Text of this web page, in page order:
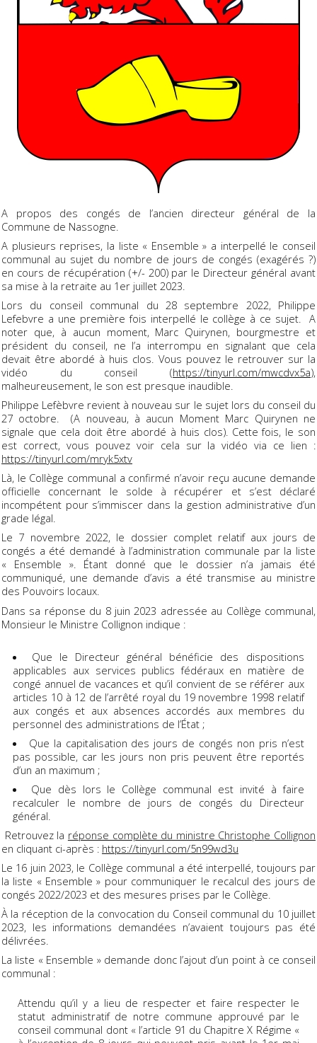
A propos des congés de l’ancien directeur général de la
Commune de Nassogne.
A plusieurs reprises, la liste « Ensemble » a interpellé le conseil
communal au sujet du nombre de jours de congés (exagérés ?)
en cours de récupération (+/- 200) par le Directeur général avant
sa mise à la retraite au 1er juillet 2023.
Lors du conseil communal du 28 septembre 2022, Philippe
Lefebvre a une première fois interpellé le collège à ce sujet. A
noter que, à aucun moment, Marc Quirynen, bourgmestre et
président du conseil, ne l’a interrompu en signalant que cela
devait être abordé à huis clos. Vous pouvez le retrouver sur la
vidéo du conseil (https://tinyurl.com/mwcdvx5a),
malheureusement, le son est presque inaudible.
Philippe Lefèbvre revient à nouveau sur le sujet lors du conseil du
27 octobre. (A nouveau, à aucun Moment Marc Quirynen ne
signale que cela doit être abordé à huis clos). Cette fois, le son
est correct, vous pouvez voir cela sur la vidéo via ce lien :
https://tinyurl.com/mryk5xtv
Là, le Collège communal a confirmé n’avoir reçu aucune demande
officielle concernant le solde à récupérer et s’est déclaré
incompétent pour s’immiscer dans la gestion administrative d’un
grade légal.
Le 7 novembre 2022, le dossier complet relatif aux jours de
congés a été demandé à l’administration communale par la liste
« Ensemble ». Étant donné que le dossier n’a jamais été
communiqué, une demande d’avis a été transmise au ministre
des Pouvoirs locaux.
Dans sa réponse du 8 juin 2023 adressée au Collège communal,
Monsieur le Ministre Collignon indique :
Que le Directeur général bénéficie des dispositions
applicables aux services publics fédéraux en matière de
congé annuel de vacances et qu’il convient de se référer aux
articles 10 à 12 de l’arrêté royal du 19 novembre 1998 relatif
aux congés et aux absences accordés aux membres du
personnel des administrations de l’État ;
Que la capitalisation des jours de congés non pris n’est
pas possible, car les jours non pris peuvent être reportés
d’un an maximum ;
Que dès lors le Collège communal est invité à faire
recalculer le nombre de jours de congés du Directeur
général.
Retrouvez la réponse complète du ministre Christophe Collignon
en cliquant ci-après : https://tinyurl.com/5n99wd3u
Le 16 juin 2023, le Collège communal a été interpellé, toujours par
la liste « Ensemble » pour communiquer le recalcul des jours de
congés 2022/2023 et des mesures prises par le Collège.
À la réception de la convocation du Conseil communal du 10 juillet
2023, les informations demandées n’avaient toujours pas été
délivrées.
La liste « Ensemble » demande donc l’ajout d’un point à ce conseil
communal :
Attendu qu’il y a lieu de respecter et faire respecter le
statut administratif de notre commune approuvé par le
conseil communal dont « l’article 91 du Chapitre X Régime «